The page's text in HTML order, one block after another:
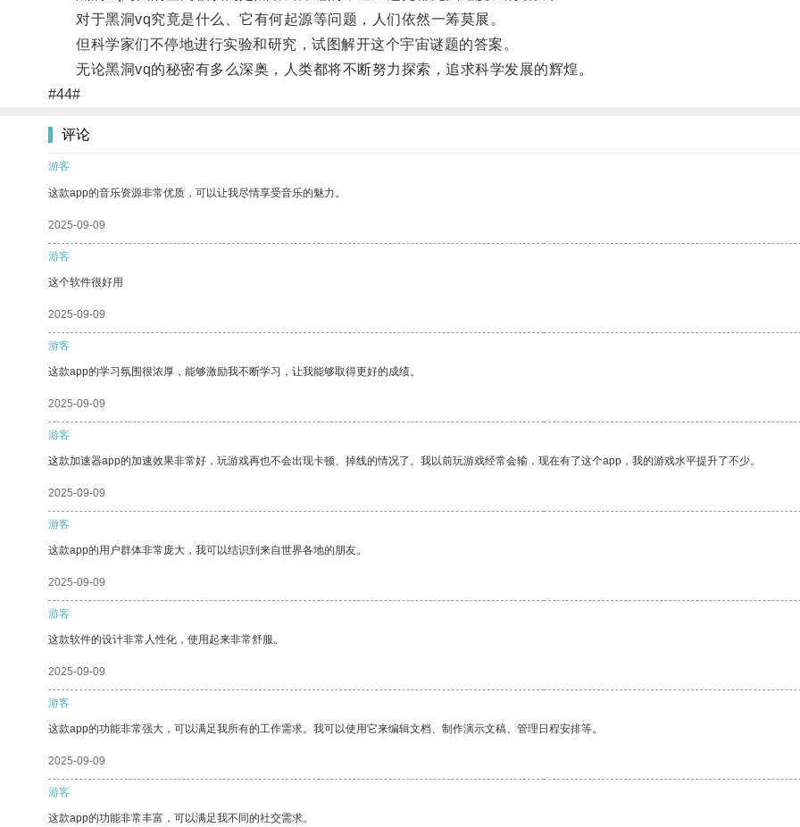
对于黑洞vq究竟是什么、它有何起源等问题，人们依然一筹莫展。
但科学家们不停地进行实验和研究，试图解开这个宇宙谜题的答案。
无论黑洞vq的秘密有多么深奥，人类都将不断努力探索，追求科学发展的辉煌。
#44#
评论
游客
这款app的音乐资源非常优质，可以让我尽情享受音乐的魅力。
2025-09-09
游客
这个软件很好用
2025-09-09
游客
这款app的学习氛围很浓厚，能够激励我不断学习，让我能够取得更好的成绩。
2025-09-09
游客
这款加速器app的加速效果非常好，玩游戏再也不会出现卡顿、掉线的情况了。我以前玩游戏经常会输，现在有了这个app，我的游戏水平提升了不少。
2025-09-09
游客
这款app的用户群体非常庞大，我可以结识到来自世界各地的朋友。
2025-09-09
游客
这款软件的设计非常人性化，使用起来非常舒服。
2025-09-09
游客
这款app的功能非常强大，可以满足我所有的工作需求。我可以使用它来编辑文档、制作演示文稿、管理日程安排等。
2025-09-09
游客
这款app的功能非常丰富，可以满足我不同的社交需求。